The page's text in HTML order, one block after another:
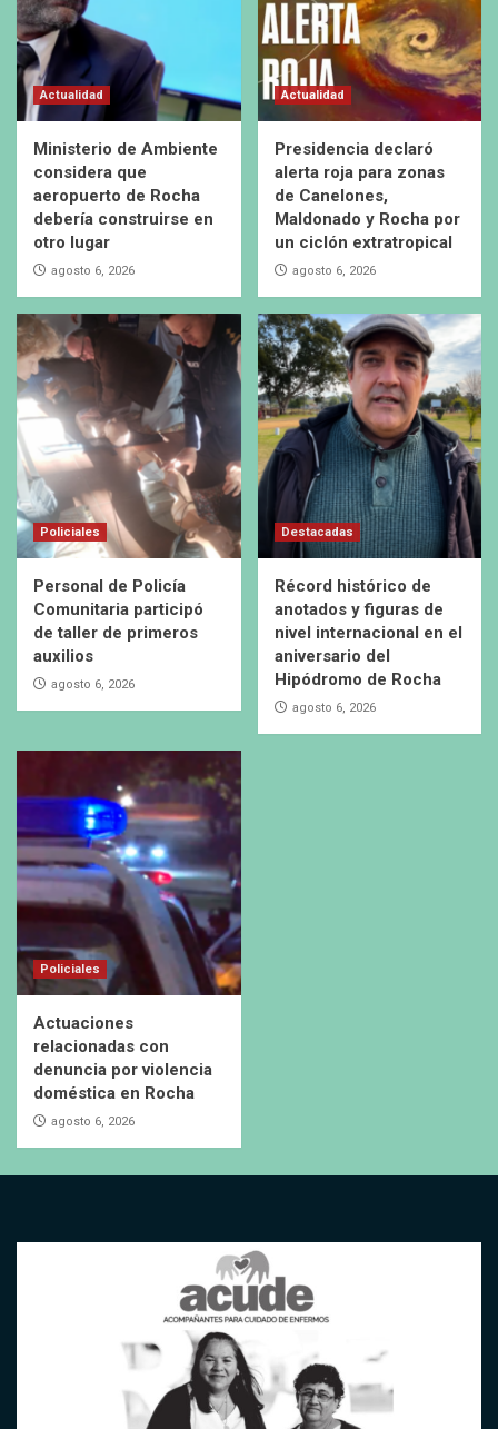
Actualidad
Ministerio de Ambiente
considera que
aeropuerto de Rocha
debería construirse en
otro lugar
agosto 6, 2026
Actualidad
Presidencia declaró
alerta roja para zonas
de Canelones,
Maldonado y Rocha por
un ciclón extratropical
agosto 6, 2026
Policiales
Personal de Policía
Comunitaria participó
de taller de primeros
auxilios
agosto 6, 2026
Destacadas
Récord histórico de
anotados y figuras de
nivel internacional en el
aniversario del
Hipódromo de Rocha
agosto 6, 2026
Policiales
Actuaciones
relacionadas con
denuncia por violencia
doméstica en Rocha
agosto 6, 2026